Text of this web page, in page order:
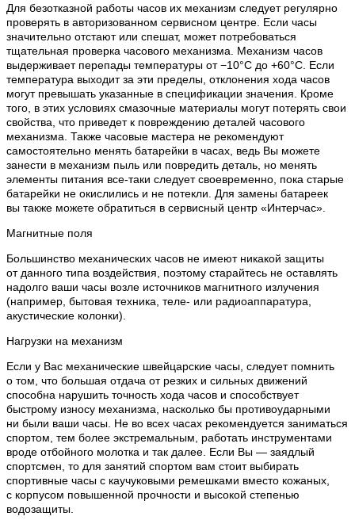
Для безотказной работы часов их механизм следует регулярно
проверять в авторизованном сервисном центре. Если часы
значительно отстают или спешат, может потребоваться
тщательная проверка часового механизма. Механизм часов
выдерживает перепады температуры от −10°C до +60°C. Если
температура выходит за эти пределы, отклонения хода часов
могут превышать указанные в спецификации значения. Кроме
того, в этих условиях смазочные материалы могут потерять свои
свойства, что приведет к повреждению деталей часового
механизма. Также часовые мастера не рекомендуют
самостоятельно менять батарейки в часах, ведь Вы можете
занести в механизм пыль или повредить деталь, но менять
элементы питания все-таки следует своевременно, пока старые
батарейки не окислились и не потекли. Для замены батареек
вы также можете обратиться в сервисный центр «Интерчас».
Магнитные поля
Большинство механических часов не имеют никакой защиты
от данного типа воздействия, поэтому старайтесь не оставлять
надолго ваши часы возле источников магнитного излучения
(например, бытовая техника, теле- или радиоаппаратура,
акустические колонки).
Нагрузки на механизм
Если у Вас механические швейцарские часы, следует помнить
о том, что большая отдача от резких и сильных движений
способна нарушить точность хода часов и способствует
быстрому износу механизма, насколько бы противоударными
ни были ваши часы. Не во всех часах рекомендуется заниматься
спортом, тем более экстремальным, работать инструментами
вроде отбойного молотка и так далее. Если Вы — заядлый
спортсмен, то для занятий спортом вам стоит выбирать
спортивные часы с каучуковыми ремешками вместо кожаных,
с корпусом повышенной прочности и высокой степенью
водозащиты.